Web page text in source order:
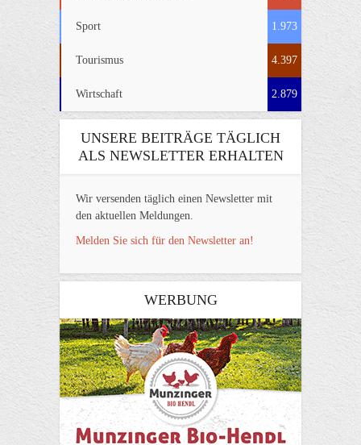
Sport 1.973
Tourismus 4.397
Wirtschaft 2.879
UNSERE BEITRÄGE TÄGLICH
ALS NEWSLETTER ERHALTEN
Wir versenden täglich einen Newsletter mit
den aktuellen Meldungen.
Melden Sie sich für den Newsletter an!
WERBUNG